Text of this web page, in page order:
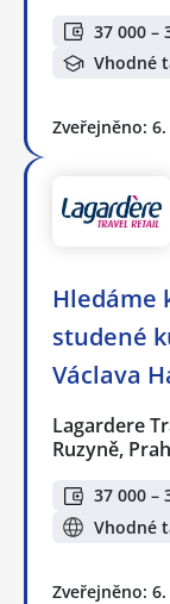
37 000 –
Vhodné
Zveřejněno:
Hledáme
studené
Václava
Lagardere
Ruzyně,
37 000 –
Vhodné
Zveřejněno: